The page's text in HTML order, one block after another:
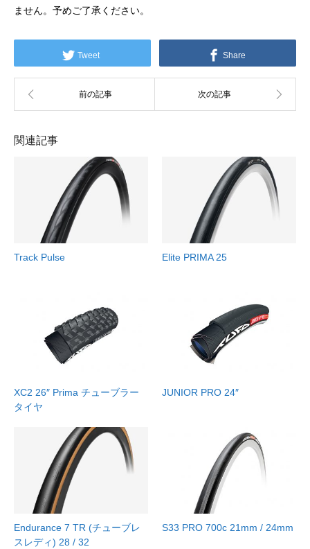
ません。予めご了承ください。
Tweet Share
関連記事
Track Pulse Elite PRIMA 25
XC2 26″ Prima チューブラー
タイヤ
JUNIOR PRO 24″
Endurance 7 TR (チューブレ
スレディ) 28 / 32
S33 PRO 700c 21mm / 24mm